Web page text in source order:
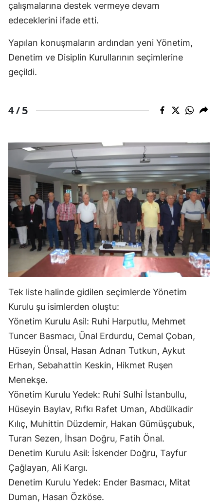
çalışmalarına destek vermeye devam
edeceklerini ifade etti.
Yapılan konuşmaların ardından yeni Yönetim,
Denetim ve Disiplin Kurullarının seçimlerine
geçildi.
4 /5
Tek liste halinde gidilen seçimlerde Yönetim
Kurulu şu isimlerden oluştu:
Yönetim Kurulu Asil: Ruhi Harputlu, Mehmet
Tuncer Basmacı, Ünal Erdurdu, Cemal Çoban,
Hüseyin Ünsal, Hasan Adnan Tutkun, Aykut
Erhan, Sebahattin Keskin, Hikmet Ruşen
Menekşe.
Yönetim Kurulu Yedek: Ruhi Sulhi İstanbullu,
Hüseyin Baylav, Rıfkı Rafet Uman, Abdülkadir
Kılıç, Muhittin Düzdemir, Hakan Gümüşçubuk,
Turan Sezen, İhsan Doğru, Fatih Önal.
Denetim Kurulu Asil: İskender Doğru, Tayfur
Çağlayan, Ali Kargı.
Denetim Kurulu Yedek: Ender Basmacı, Mitat
Duman, Hasan Özköse.